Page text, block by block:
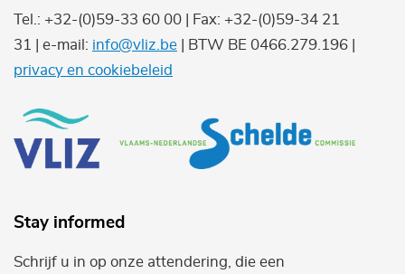
Tel.: +32-(0)59-33 60 00 | Fax: +32-(0)59-34 21
31 | e-mail: info@vliz.be | BTW BE 0466.279.196 |
privacy en cookiebeleid
Stay informed
Schrijf u in op onze attendering, die een